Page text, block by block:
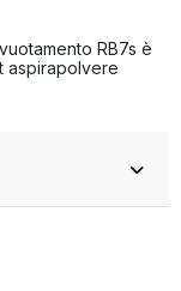
RB7s è
aspirapolvere